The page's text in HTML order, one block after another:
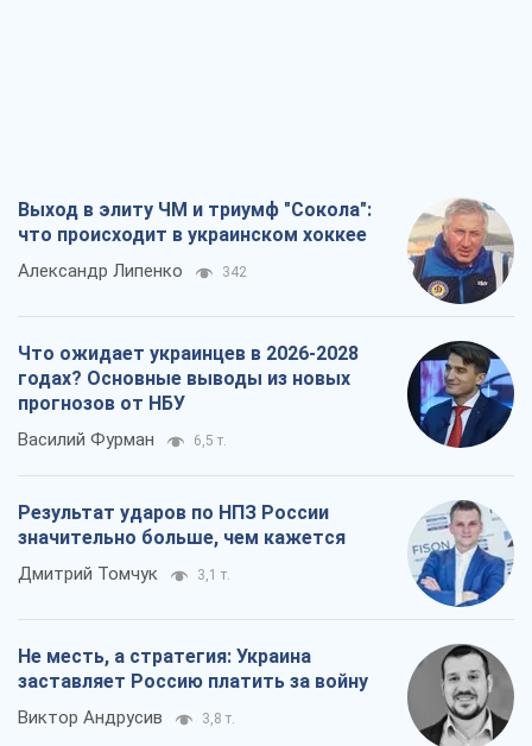
Выход в элиту ЧМ и триумф "Сокола":
что происходит в украинском хоккее
Александр Липенко 342
Что ожидает украинцев в 2026-2028
годах? Основные выводы из новых
прогнозов от НБУ
Василий Фурман 6,5 т.
Результат ударов по НПЗ России
значительно больше, чем кажется
Дмитрий Томчук 3,1 т.
Не месть, а стратегия: Украина
заставляет Россию платить за войну
Виктор Андрусив 3,8 т.